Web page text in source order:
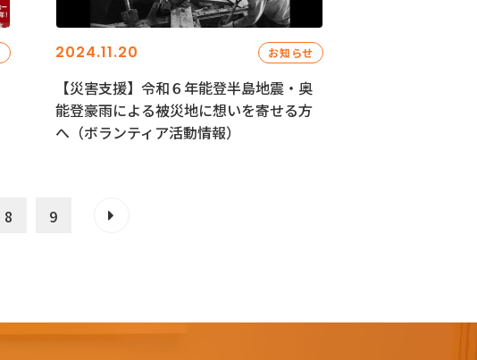
2024.11.20 お知らせ
【災害支援】令和６年能登半島地震・奥
能登豪雨による被災地に想いを寄せる方
へ（ボランティア活動情報）
8 9